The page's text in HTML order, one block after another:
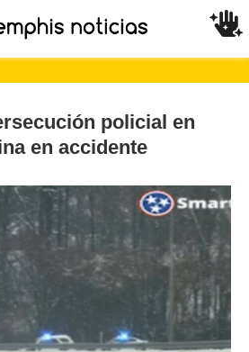
policial en
en accidente